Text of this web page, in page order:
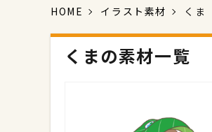
HOME イラスト素材 くま
くまの素材一覧